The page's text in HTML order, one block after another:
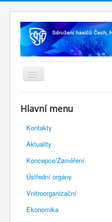
Rejstřík sportu
Novelizace Stanov SH ČMS
Plán činnosti 2026
Kalendář akcí
Výhody pro členy
Portál REDENOX
Hlavní menu
Kontakty
Aktuality
Koncepce/Zaměření
Ústřední orgány
Vnitroorganizační
Ekonomika